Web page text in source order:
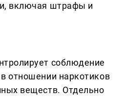
включая штрафы и
соблюдение
отношении наркотиков
веществ. Отдельно